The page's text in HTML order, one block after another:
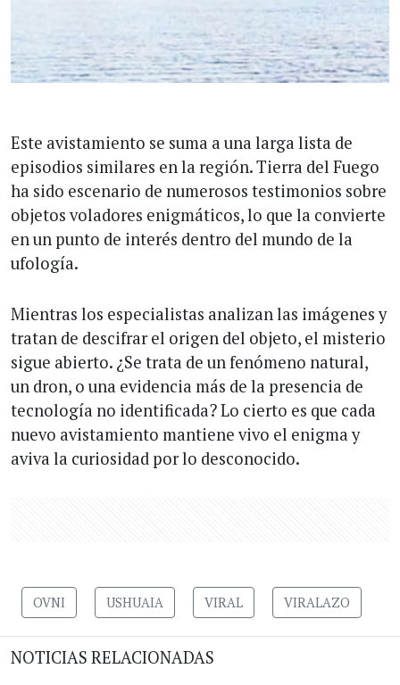
Este avistamiento se suma a una larga lista de
episodios similares en la región. Tierra del Fuego
ha sido escenario de numerosos testimonios sobre
objetos voladores enigmáticos, lo que la convierte
en un punto de interés dentro del mundo de la
ufología.
Mientras los especialistas analizan las imágenes y
tratan de descifrar el origen del objeto, el misterio
sigue abierto. ¿Se trata de un fenómeno natural,
un dron, o una evidencia más de la presencia de
tecnología no identificada? Lo cierto es que cada
nuevo avistamiento mantiene vivo el enigma y
aviva la curiosidad por lo desconocido.
OVNI USHUAIA VIRAL VIRALAZO
NOTICIAS RELACIONADAS